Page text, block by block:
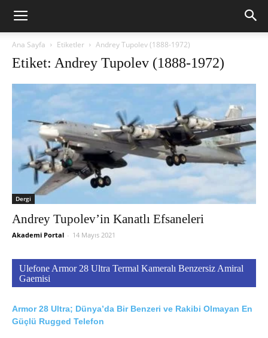
Ana Sayfa Etiketler Andrey Tupolev (1888-1972)
Etiket: Andrey Tupolev (1888-1972)
Dergi
Andrey Tupolev’in Kanatlı Efsaneleri
Akademi Portal - 14 Mayıs 2021
Ulefone Armor 28 Ultra Termal Kameralı Benzersiz Amiral
Gaemisi
Armor 28 Ultra; Dünya’da Bir Benzeri ve Rakibi Olmayan En
Güçlü Rugged Telefon